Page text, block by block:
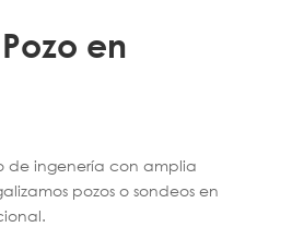
en
de ingenería con amplia
pozos o sondeos en